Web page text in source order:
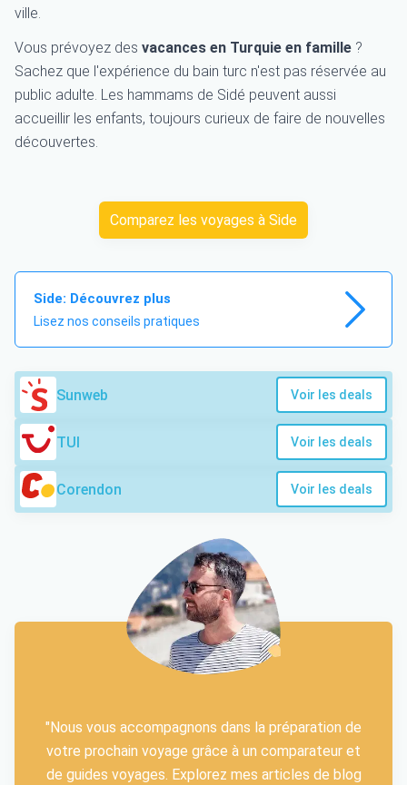
ville.
Vous prévoyez des vacances en Turquie en famille ?
Sachez que l'expérience du bain turc n'est pas réservée au
public adulte. Les hammams de Sidé peuvent aussi
accueillir les enfants, toujours curieux de faire de nouvelles
découvertes.
Comparez les voyages à Side
Side: Découvrez plus
Lisez nos conseils pratiques
Sunweb Voir les deals
TUI Voir les deals
Corendon Voir les deals
"Nous vous accompagnons dans la préparation de
votre prochain voyage grâce à un comparateur et
de guides voyages. Explorez mes articles de blog